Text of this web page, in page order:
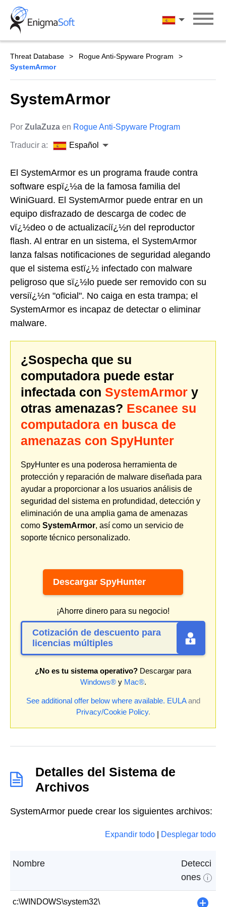
Skip
content
Español
Threat Database
Rogue Anti-Spyware Program
SystemArmor
SystemArmor
Por ZulaZuza en Rogue Anti-Spyware Program
Traducir a: Español
El SystemArmor es un programa fraude contra
software espï¿½a de la famosa familia del
WiniGuard. El SystemArmor puede entrar en un
equipo disfrazado de descarga de codec de
vï¿½deo o de actualizaciï¿½n del reproductor
flash. Al entrar en un sistema, el SystemArmor
lanza falsas notificaciones de seguridad alegando
que el sistema estï¿½ infectado con malware
peligroso que sï¿½lo puede ser removido con su
versiï¿½n "oficial". No caiga en esta trampa; el
SystemArmor es incapaz de detectar o eliminar
malware.
¿Sospecha que su
computadora puede estar
infectada con SystemArmor y
otras amenazas? Escanee su
computadora en busca de
amenazas con SpyHunter
SpyHunter es una poderosa herramienta de
protección y reparación de malware diseñada para
ayudar a proporcionar a los usuarios análisis de
seguridad del sistema en profundidad, detección y
eliminación de una amplia gama de amenazas
como SystemArmor, así como un servicio de
soporte técnico personalizado.
Descargar SpyHunter
¡Ahorre dinero para su negocio!
Cotización de descuento para
licencias múltiples
¿No es tu sistema operativo? Descargar para
Windows®y Mac®.
See additional offer below where available. EULAand
Privacy/Cookie Policy.
Detalles del Sistema de
Archivos
SystemArmor puede crear los siguientes archivos:
Expandir todo Desplegar todo
Nombre
Detecci
ones
i
c:\WINDOWS\system32\ +